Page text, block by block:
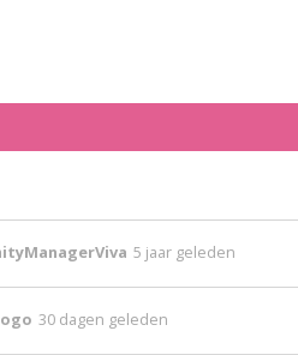
5 jaar geleden
30 dagen geleden